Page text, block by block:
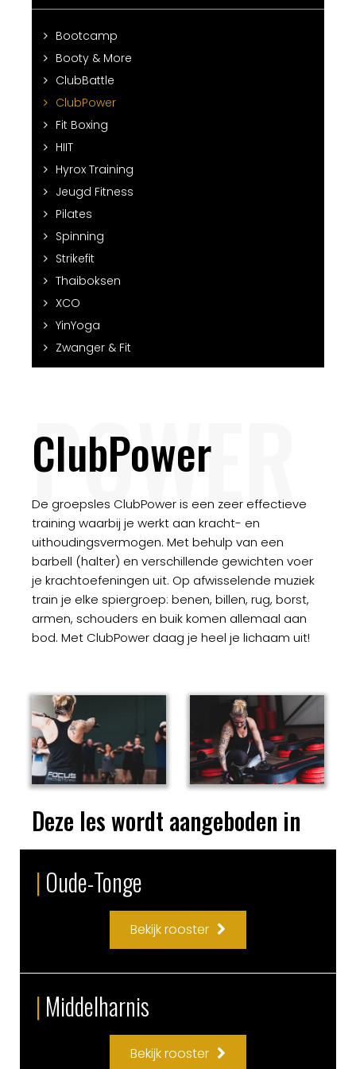
Bootcamp
Booty & More
ClubBattle
ClubPower
Fit Boxing
HIIT
Hyrox Training
Jeugd Fitness
Pilates
Spinning
Strikefit
Thaiboksen
XCO
YinYoga
Zwanger & Fit
POWER
ClubPower
De groepsles ClubPower is een zeer effectieve
training waarbij je werkt aan kracht- en
uithoudingsvermogen. Met behulp van een
barbell (halter) en verschillende gewichten voer
je krachtoefeningen uit. Op afwisselende muziek
train je elke spiergroep: benen, billen, rug, borst,
armen, schouders en buik komen allemaal aan
bod. Met ClubPower daag je heel je lichaam uit!
Deze les wordt aangeboden in
| Oude-Tonge
Bekijk rooster
| Middelharnis
Bekijk rooster